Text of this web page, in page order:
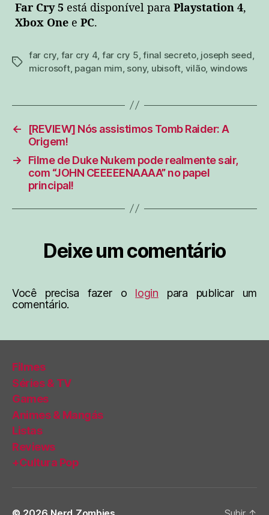
Far Cry 5 está disponível para Playstation 4,
Xbox One e PC.
tags
far cry far cry 4 far cry 5 ,final secreto, joseph seed
microsoft, pagan mim sony, ubisoft vilão, windows
←
[REVIEW] Nós assistimos Tomb Raider: A
Origem!
→
Filme de Duke Nukem pode realmente sair,
com “JOHN CEEEEENAAAA” no papel
principal!
Deixe um comentário
Você precisa fazer o login para publicar um
comentário.
Filmes
Séries & TV
Games
Animes & Mangás
Listas
Reviews
+Cultura Pop